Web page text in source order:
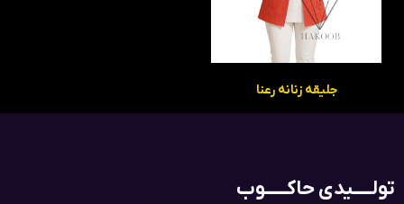
جلیقه زنانه رعنا
تولـــــیدی حاکــــــوب